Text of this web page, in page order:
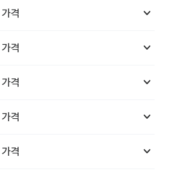
가격 keyboard_arrow_down
가격 keyboard_arrow_down
가격 keyboard_arrow_down
가격 keyboard_arrow_down
가격 keyboard_arrow_down